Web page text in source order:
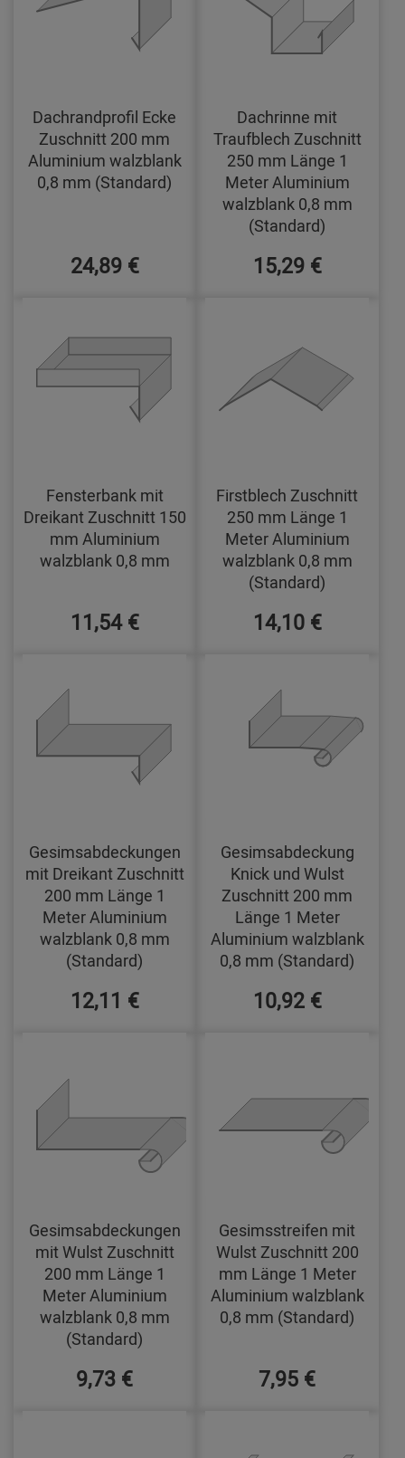
Dachrandprofil Ecke
Zuschnitt 200 mm
Aluminium walzblank
0,8 mm (Standard)
24,89 €
Dachrinne mit
Traufblech Zuschnitt
250 mm Länge 1
Meter Aluminium
walzblank 0,8 mm
(Standard)
15,29 €
Fensterbank mit
Dreikant Zuschnitt 150
mm Aluminium
walzblank 0,8 mm
11,54 €
Firstblech Zuschnitt
250 mm Länge 1
Meter Aluminium
walzblank 0,8 mm
(Standard)
14,10 €
Gesimsabdeckungen
mit Dreikant Zuschnitt
200 mm Länge 1
Meter Aluminium
walzblank 0,8 mm
(Standard)
12,11 €
Gesimsabdeckung
Knick und Wulst
Zuschnitt 200 mm
Länge 1 Meter
Aluminium walzblank
0,8 mm (Standard)
10,92 €
Gesimsabdeckungen
mit Wulst Zuschnitt
200 mm Länge 1
Meter Aluminium
walzblank 0,8 mm
(Standard)
9,73 €
Gesimsstreifen mit
Wulst Zuschnitt 200
mm Länge 1 Meter
Aluminium walzblank
0,8 mm (Standard)
7,95 €